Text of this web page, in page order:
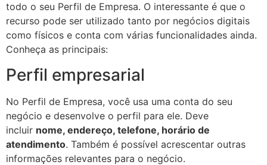
todo o seu Perfil de Empresa. O interessante é que o
recurso pode ser utilizado tanto por negócios digitais
como físicos e conta com várias funcionalidades ainda.
Conheça as principais:
Perfil empresarial
No Perfil de Empresa, você usa uma conta do seu
negócio e desenvolve o perfil para ele. Deve
incluir nome, endereço, telefone, horário de
atendimento. Também é possível acrescentar outras
informações relevantes para o negócio.